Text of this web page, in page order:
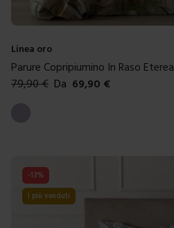
Linea oro
Parure Copripiumino In Raso Eterea
79,90€ Da 69,90 €
Colori disponibili
Malva
-13%
I più venduti